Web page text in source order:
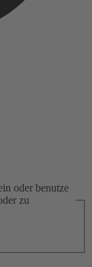
oder benutze
zu